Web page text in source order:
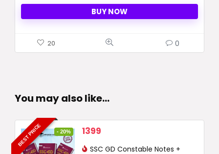
BUY NOW
20 0
You may also like…
BEST PRICE - 20%
Original
was:
1399
is:
SSC GD Constable Notes +